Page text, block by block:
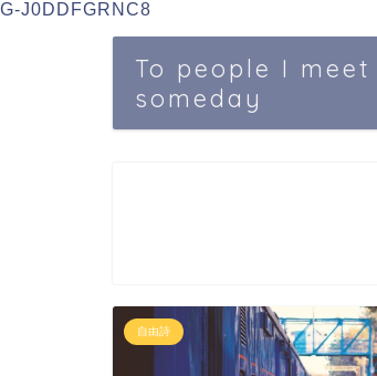
G-J0DDFGRNC8
To people I meet
someday
自由詩